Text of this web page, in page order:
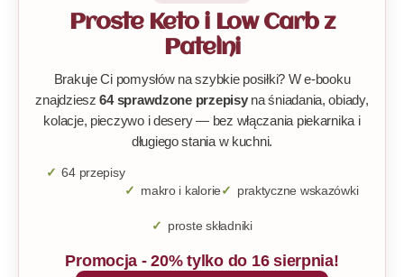
Proste Keto i Low Carb z
Patelni
Brakuje Ci pomysłów na szybkie posiłki? W e-booku
znajdziesz64 sprawdzone przepisyna śniadania, obiady,
kolacje, pieczywo i desery — bez włączania piekarnika i
długiego stania w kuchni.
64 przepisy
makro i kalorie
praktyczne wskazówki
proste składniki
Promocja - 20% tylko do 16 sierpnia!